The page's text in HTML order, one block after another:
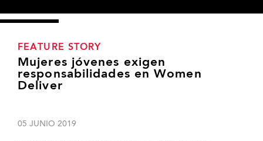
FEATURE STORY
Mujeres jóvenes exigen
responsabilidades en Women
Deliver
05 JUNIO 2019